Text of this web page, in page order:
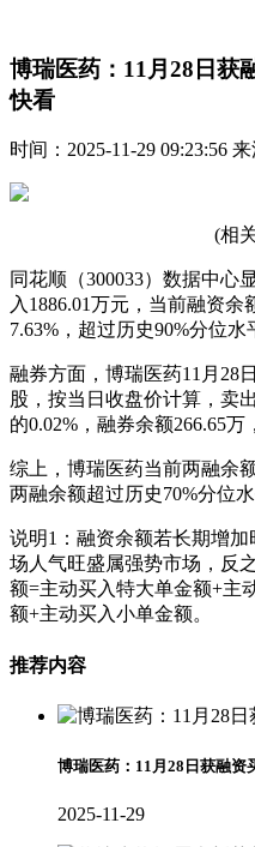
博瑞医药：11月28日获
快看
时间：2025-11-29 09:23:56
(相
同花顺（300033）数据中心
入1886.01万元，当前融资余
7.63%，超过历史90%分位水
融券方面，博瑞医药11月28
股，按当日收盘价计算，卖
的0.02%，融券余额266.65万
综上，博瑞医药当前两融余
两融余额超过历史70%分位水
说明1：融资余额若长期增
场人气旺盛属强势市场，反
额=主动买入特大单金额+主
额+主动买入小单金额。
推荐内容
博瑞医药：11月28日获融资
2025-11-29